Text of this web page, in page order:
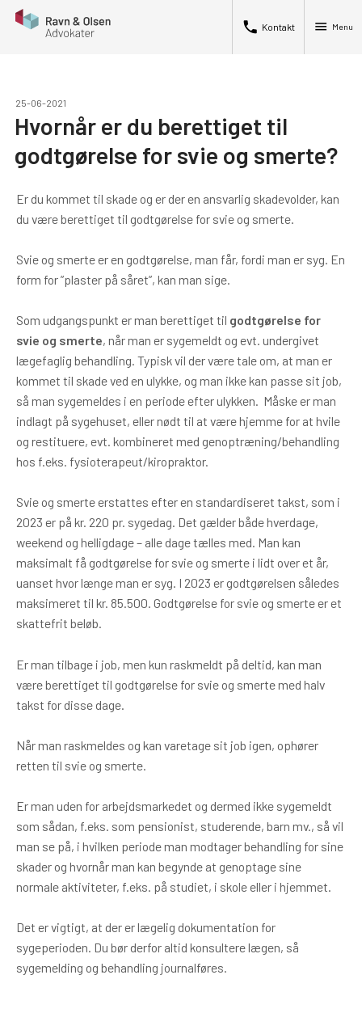
phone Kontakt menu Menu
25-06-2021
Hvornår er du berettiget til
godtgørelse for svie og smerte?
Er du kommet til skade og er der en ansvarlig skadevolder, kan
du være berettiget til godtgørelse for svie og smerte.
Svie og smerte er en godtgørelse, man får, fordi man er syg. En
form for ”plaster på såret”, kan man sige.
Som udgangspunkt er man berettiget til godtgørelse for
svie og smerte, når man er sygemeldt og evt. undergivet
lægefaglig behandling. Typisk vil der være tale om, at man er
kommet til skade ved en ulykke, og man ikke kan passe sit job,
så man sygemeldes i en periode efter ulykken. Måske er man
indlagt på sygehuset, eller nødt til at være hjemme for at hvile
og restituere, evt. kombineret med genoptræning/behandling
hos f.eks. fysioterapeut/kiropraktor.
Svie og smerte erstattes efter en standardiseret takst, som i
2023 er på kr. 220 pr. sygedag. Det gælder både hverdage,
weekend og helligdage – alle dage tælles med. Man kan
maksimalt få godtgørelse for svie og smerte i lidt over et år,
uanset hvor længe man er syg. I 2023 er godtgørelsen således
maksimeret til kr. 85.500. Godtgørelse for svie og smerte er et
skattefrit beløb.
Er man tilbage i job, men kun raskmeldt på deltid, kan man
være berettiget til godtgørelse for svie og smerte med halv
takst for disse dage.
Når man raskmeldes og kan varetage sit job igen, ophører
retten til svie og smerte.
Er man uden for arbejdsmarkedet og dermed ikke sygemeldt
som sådan, f.eks. som pensionist, studerende, barn mv., så vil
man se på, i hvilken periode man modtager behandling for sine
skader og hvornår man kan begynde at genoptage sine
normale aktiviteter, f.eks. på studiet, i skole eller i hjemmet.
Det er vigtigt, at der er lægelig dokumentation for
sygeperioden. Du bør derfor altid konsultere lægen, så
sygemelding og behandling journalføres.